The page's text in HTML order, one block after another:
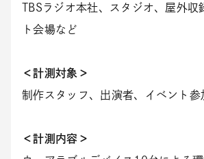
TBSラジオ本社、スタジオ、屋外収
ト会場など
＜計測対象＞
制作スタッフ、出演者、イベント参
＜計測内容＞